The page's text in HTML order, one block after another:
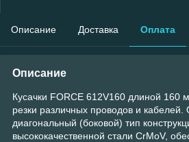
Описание Доставка Оплата
Описание
​Кусачки FORCE 612V160 длиной 160
резки различных проводов и
диагональный (боковой) тип
высококачественной стали CrMoV,